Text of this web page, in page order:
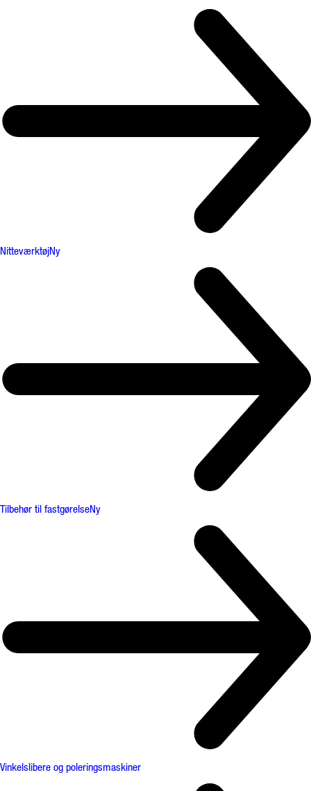
NitteværktøjNy
Tilbehør til fastgørelseNy
Vinkelslibere og poleringsmaskiner